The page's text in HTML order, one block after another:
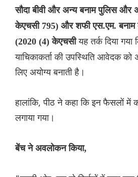
सौदा बीवी और अन्य बनाम पुलिस और
केएचसी 795) और शफी एस.एम.
(2020 (4) केएचसीयह तर्क दिया
याचिकाकर्ता की उपस्थिति आवेदक
लिए अयोग्य बनाती है।
हालांकि, पीठ ने कहा कि इन फैसलों में
लगाया गया।
बेंच ने अवलोकन किया,